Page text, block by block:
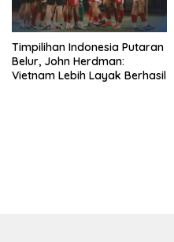
Timpilihan Indonesia Putaran
Belur, John Herdman:
Vietnam Lebih Layak Berhasil